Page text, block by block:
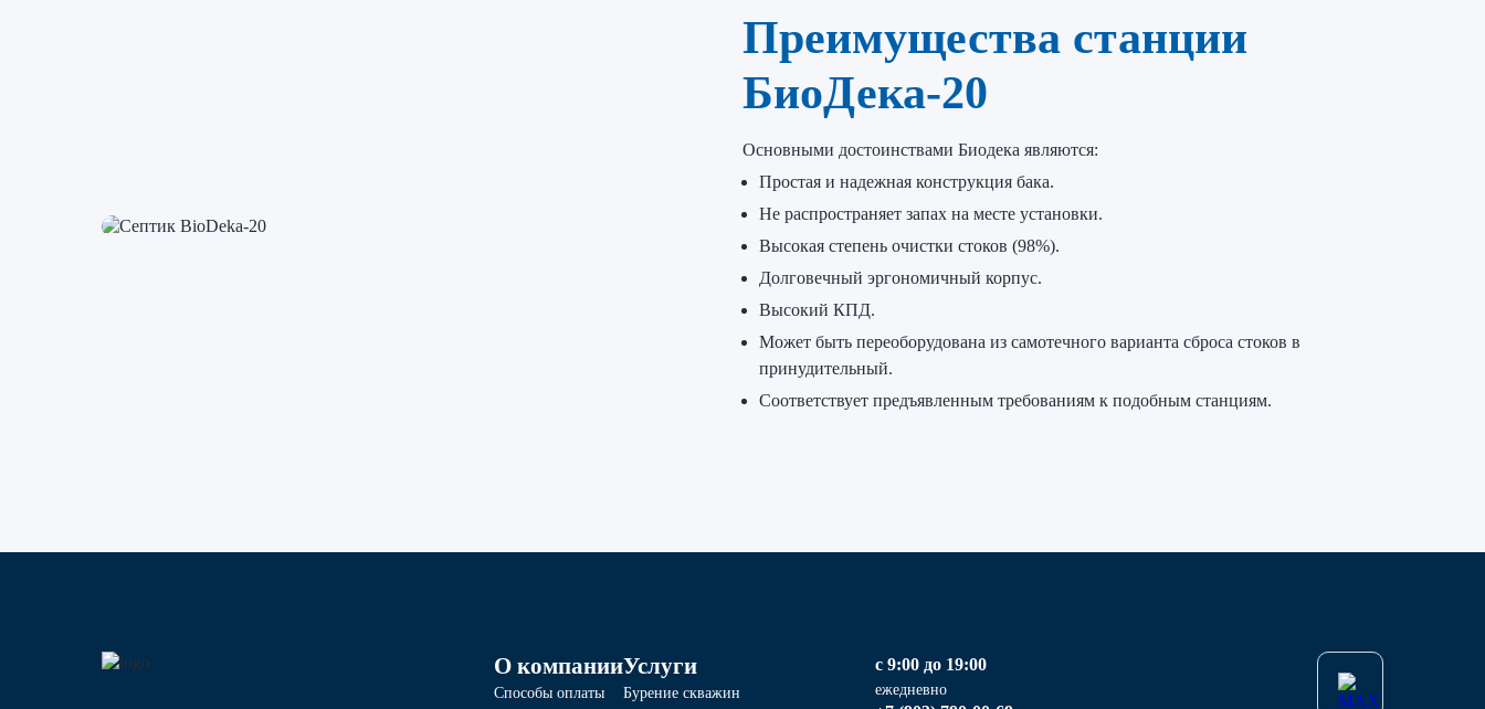
Преимущества станции
БиоДека-20
Основными достоинствами Биодека являются:
Простая и надежная конструкция бака.
Не распространяет запах на месте установки.
Высокая степень очистки стоков (98%).
Долговечный эргономичный корпус.
Высокий КПД.
Может быть переоборудована из самотечного варианта сброса стоков в
принудительный.
Соответствует предъявленным требованиям к подобным станциям.
О компании
Способы оплаты
Услуги
Бурение скважин
с 9:00 до 19:00
ежедневно